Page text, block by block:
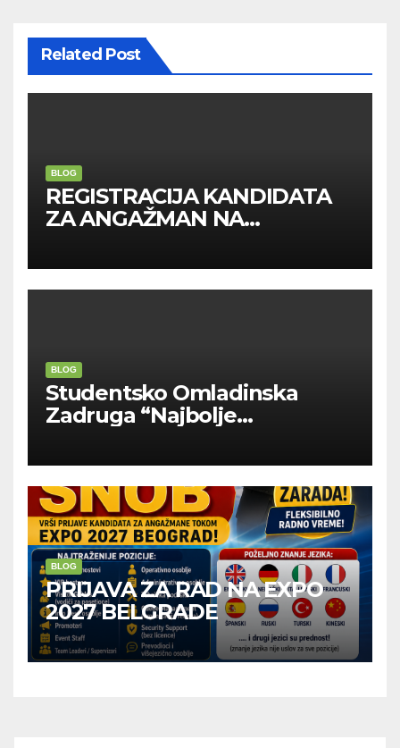
Related Post
BLOG
REGISTRACIJA KANDIDATA
ZA ANGAŽMAN NA
BLOG
Studentsko Omladinska
Zadruga “Najbolje
BLOG
PRIJAVA ZA RAD NA EXPO
2027 BELGRADE